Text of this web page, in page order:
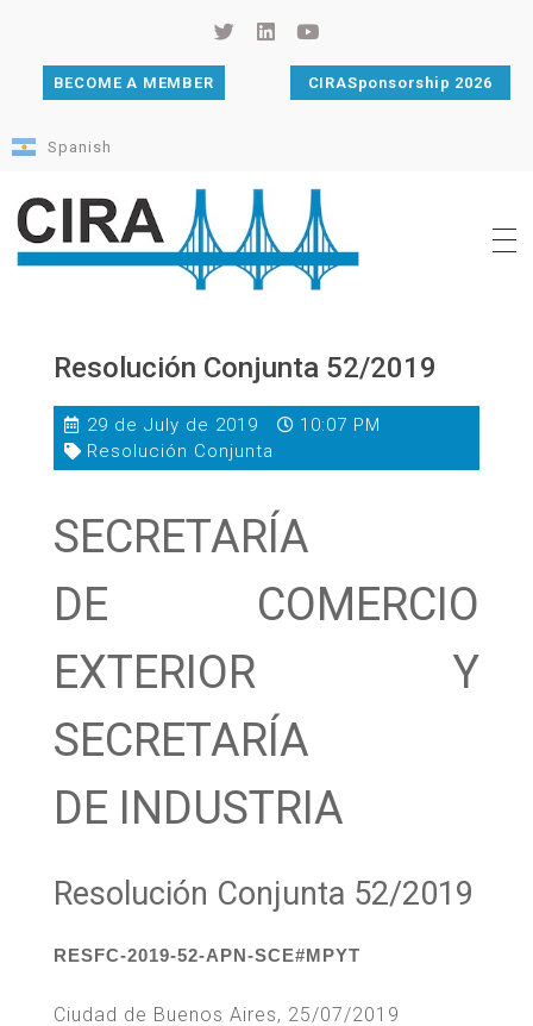
BECOME A MEMBER CIRASponsorship 2026
Spanish
Resolución Conjunta 52/2019
29 de July de 2019
10:07 PM
Resolución Conjunta
SECRETARÍA
DE COMERCIO
EXTERIOR Y
SECRETARÍA
DE INDUSTRIA
Resolución Conjunta 52/2019
RESFC-2019-52-APN-SCE#MPYT
Ciudad de Buenos Aires, 25/07/2019